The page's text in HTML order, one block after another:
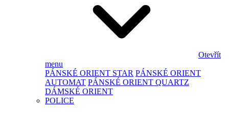
Otevřít
menu
PÁNSKÉ ORIENT STAR PÁNSKÉ ORIENT
AUTOMAT PÁNSKÉ ORIENT QUARTZ
DÁMSKÉ ORIENT
POLICE